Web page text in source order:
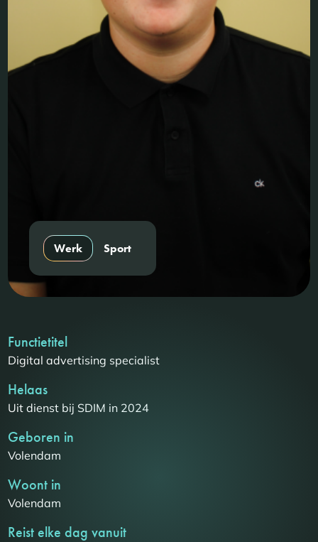
Werk Sport
Functietitel
Digital advertising specialist
Helaas
Uit dienst bij SDIM in 2024
Geboren in
Volendam
Woont in
Volendam
Reist elke dag vanuit